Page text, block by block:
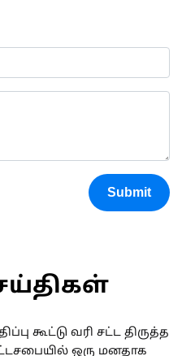
Submit
கூட்டு வரி சட்ட திருத்த
ஒரு மனதாக